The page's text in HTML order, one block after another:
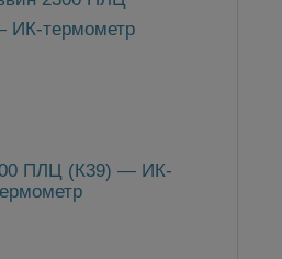
ПЛЦ (К39) — ИК-